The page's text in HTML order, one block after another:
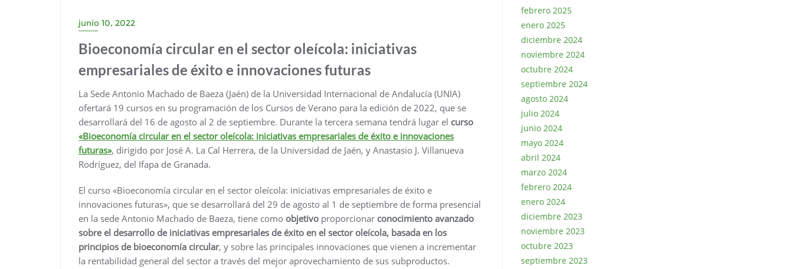
junio 10, 2022
Bioeconomía circular en el sector oleícola: iniciativas
empresariales de éxito e innovaciones futuras
La Sede Antonio Machado de Baeza (Jaén) de la Universidad Internacional de Andalucía (UNIA)
ofertará 19 cursos en su programación de los Cursos de Verano para la edición de 2022, que se
desarrollará del 16 de agosto al 2 de septiembre. Durante la tercera semana tendrá lugar el curso
«Bioeconomía circular en el sector oleícola: iniciativas empresariales de éxito e innovaciones
futuras», dirigido por José A. La Cal Herrera, de la Universidad de Jaén, y Anastasio J. Villanueva
Rodríguez, del Ifapa de Granada.
El curso «Bioeconomía circular en el sector oleícola: iniciativas empresariales de éxito e
innovaciones futuras», que se desarrollará del 29 de agosto al 1 de septiembre de forma presencial
en la sede Antonio Machado de Baeza, tiene como objetivo proporcionar conocimiento avanzado
sobre el desarrollo de iniciativas empresariales de éxito en el sector oleícola, basada en los
principios de bioeconomía circular, y sobre las principales innovaciones que vienen a incrementar
la rentabilidad general del sector a través del mejor aprovechamiento de sus subproductos.
febrero 2025
enero 2025
diciembre 2024
noviembre 2024
octubre 2024
septiembre 2024
agosto 2024
julio 2024
junio 2024
mayo 2024
abril 2024
marzo 2024
febrero 2024
enero 2024
diciembre 2023
noviembre 2023
octubre 2023
septiembre 2023